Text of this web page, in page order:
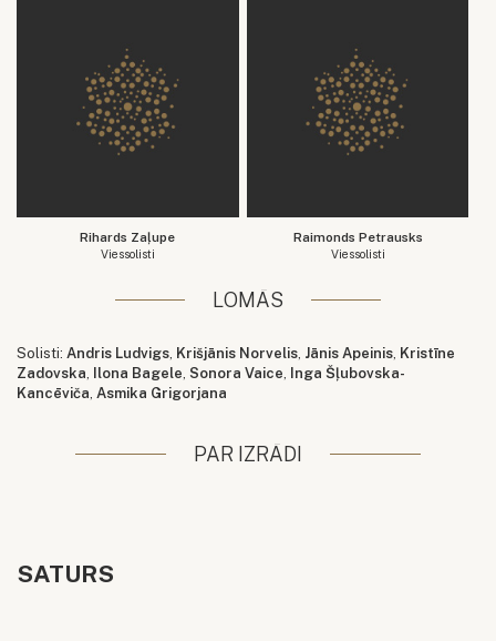
Rihards Zaļupe
Viessolisti
Raimonds Petrausks
Viessolisti
LOMĀS
Solisti: Andris Ludvigs Krišjānis Norvelis Jānis Apeinis Kristīne
Zadovska
Ilona Bagele Sonora Vaice
Inga Šļubovska-
Kancēviča Asmika Grigorjana
PAR IZRĀDI
SATURS